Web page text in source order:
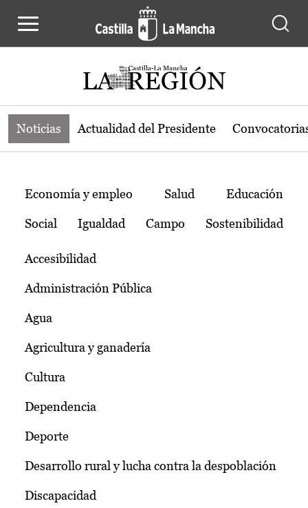
Noticias de la región de Castilla-La
Noticias Actualidad del Presidente
Temas
Economía y empleo Salud Educación
Social Igualdad Campo Sostenibilidad
Accesibilidad
Administración Pública
Agua
Agricultura y ganadería
Cultura
Dependencia
Deporte
Desarrollo rural y lucha contra la despoblación
Discapacidad